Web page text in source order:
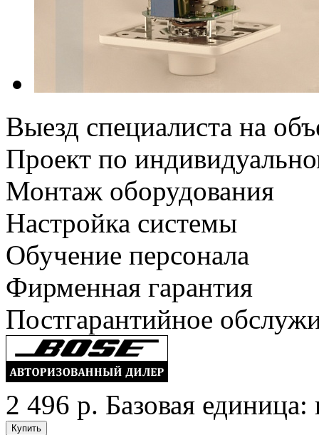
Выезд специалиста на
Проект по
Монтаж оборудования
Настройка системы
Обучение персонала
Фирменная гарантия
Постгарантийное
2 496 р. Базовая единица: